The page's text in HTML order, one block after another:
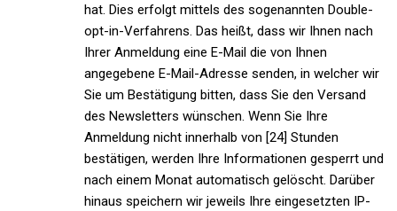
hat. Dies erfolgt mittels des sogenannten Double-
opt-in-Verfahrens. Das heißt, dass wir Ihnen nach
Ihrer Anmeldung eine E-Mail die von Ihnen
angegebene E-Mail-Adresse senden, in welcher wir
Sie um Bestätigung bitten, dass Sie den Versand
des Newsletters wünschen. Wenn Sie Ihre
Anmeldung nicht innerhalb von [24] Stunden
bestätigen, werden Ihre Informationen gesperrt und
nach einem Monat automatisch gelöscht. Darüber
hinaus speichern wir jeweils Ihre eingesetzten IP-